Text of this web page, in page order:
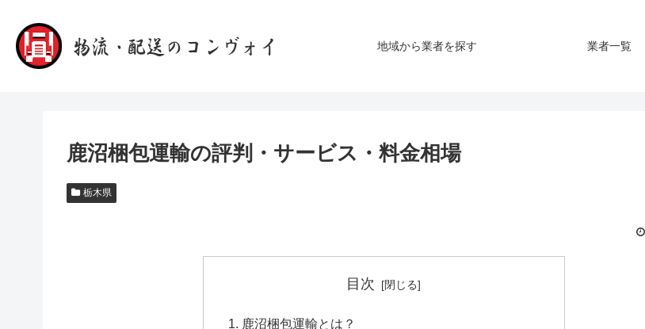
地域から業者を探す 業者一覧
鹿沼梱包運輸の評判・サービス・料金相場
栃木県
目次
鹿沼梱包運輸とは？